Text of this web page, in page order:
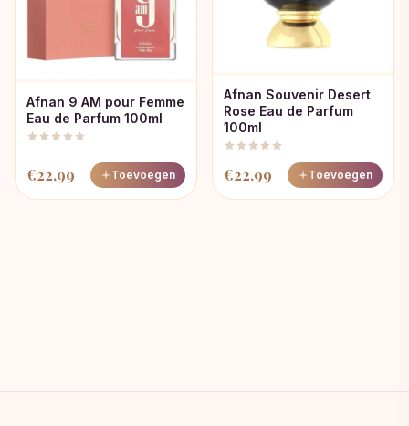
Afnan 9 AM pour Femme
Eau de Parfum 100ml
€22,99 Toevoegen
Afnan Souvenir Desert
Rose Eau de Parfum
100ml
€22,99 Toevoegen